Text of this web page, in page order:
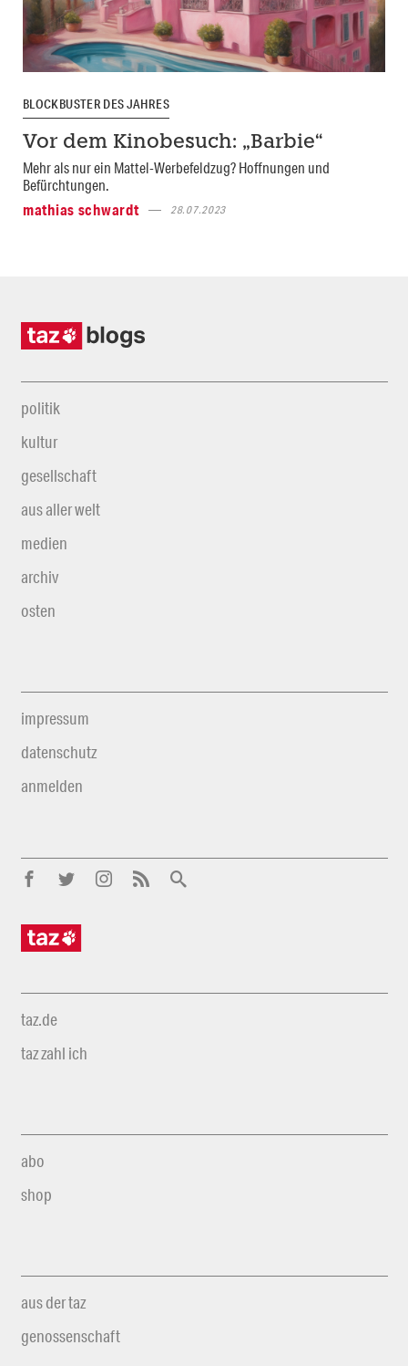
BLOCKBUSTER DES JAHRES
Vor dem Kinobesuch: „Barbie“
Mehr als nur ein Mattel-Werbefeldzug? Hoffnungen und
Befürchtungen.
mathias schwardt
28.07.2023
politik
kultur
gesellschaft
aus aller welt
medien
archiv
osten
impressum
datenschutz
anmelden
taz.de
taz zahl ich
abo
shop
aus der taz
genossenschaft